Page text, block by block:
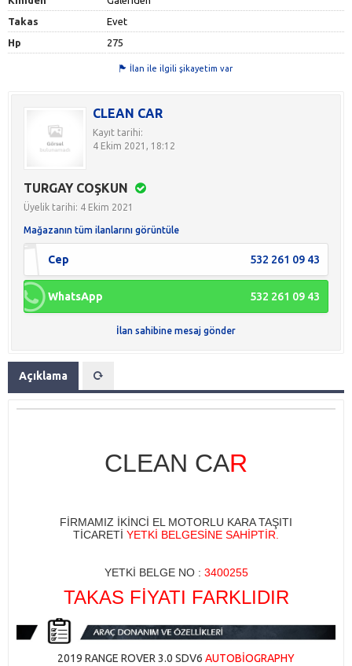
Takas
Evet
Hp
275
İlan ile ilgili şikayetim var
CLEAN CAR
Kayıt tarihi:
4 Ekim 2021, 18:12
TURGAY COŞKUN
Üyelik tarihi: 4 Ekim 2021
Mağazanın tüm ilanlarını görüntüle
Cep 532 261 09 43
WhatsApp 532 261 09 43
İlan sahibine mesaj gönder
Açıklama
CLEAN CAR
FİRMAMIZ İKİNCİ EL MOTORLU KARA TAŞITI
TİCARETİ YETKİ BELGESİNE SAHİPTİR.
YETKİ BELGE NO : 3400255​
TAKAS FİYATI FARKLIDIR
2019 RANGE ROVER 3.0 SDV6 AUTOBİOGRAPHY